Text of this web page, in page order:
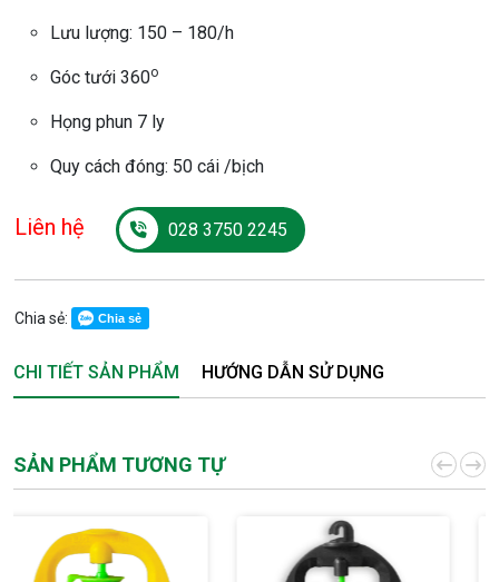
Lưu lượng: 150 – 180/h
Góc tưới 360o
Họng phun 7 ly
Quy cách đóng: 50 cái /bịch
Liên hệ 028 3750 2245
Chia sẻ: Chia sẻ
CHI TIẾT SẢN PHẨM HƯỚNG DẪN SỬ DỤNG
SẢN PHẨM TƯƠNG TỰ